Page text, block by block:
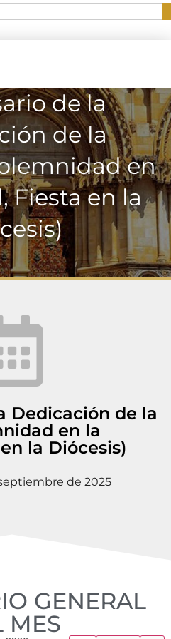
de la
de la
en
Fiesta en la
Dedicación de la
en la
la Diócesis)
de 2025
GENERAL
MES​